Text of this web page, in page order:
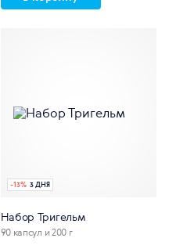
-13% 3 ДНЯ
Набор Тригельм
90 капсул и 200 г